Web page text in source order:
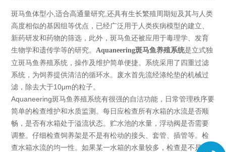
斑马鱼体型小,适合高通量研究,还具有生长繁殖周期短及其与人类
高度相似的基因组等优点，已经广泛用于人类疾病模型的建立、
新药研发和药物的筛选，此外，斑马鱼还被应用于毒理学、发育
生物学和遗传学等的研究。 Aquaneering斑马鱼养殖系统是立式独
立斑马鱼养殖系统，操作及维护简单便捷。系统采用了四重过滤
系统，为饲养提供清洁的循环水。废水首先流经涤纶垫的机械过
滤，除去大于10μm的粒子。
Aquaneering斑马鱼养殖系统有很强的自洁功能，日常管理秩序要
简单的检查维护和水质监测。每日应检查所有水箱的水流是否顺
畅，是否有水箱处于溢流状态。贮水池的水量，浮动阀是否需要
调整。仔细检查饲养架是不是有松动的接头、套管、插管等。检
查水箱水流的均一性。如果某一水箱的水量较多，检查是不是有